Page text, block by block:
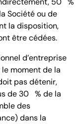
Société ou de
la disposition,
être cédées.
d’entreprise
moment de la
pas détenir,
de 30 % de la
des
dans la